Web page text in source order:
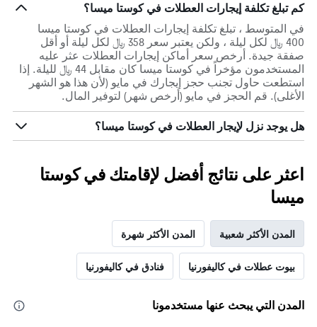
كم تبلغ تكلفة إيجارات العطلات في كوستا ميسا؟
في المتوسط ، تبلغ تكلفة إيجارات العطلات في كوستا ميسا
400 ﷼ لكل ليلة ، ولكن يعتبر سعر 358 ﷼ لكل ليلة أو أقل
صفقة جيدة. أرخص سعر أماكن إيجارات العطلات عثر عليه
المستخدمون مؤخراً في كوستا ميسا كان مقابل 44 ﷼ لليلة. إذا
استطعت حاول تجنب حجز إيجارك في مايو (لأن هذا هو الشهر
الأغلى). قم الحجز في مايو (أرخص شهر) لتوفير المال.
هل يوجد نزل لإيجار العطلات في كوستا ميسا؟
اعثر على نتائج أفضل لإقامتك في كوستا
ميسا
المدن الأكثر شعبية المدن الأكثر شهرة
بيوت عطلات في كاليفورنيا فنادق في كاليفورنيا
المدن التي يبحث عنها مستخدمونا